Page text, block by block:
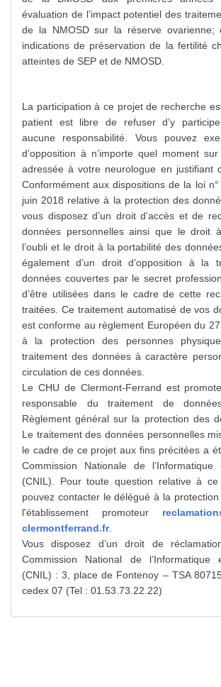
évaluation de l’impact potentiel des
de la NMOSD sur la réserve ovarienne;
indications de préservation de la fertilité
atteintes de SEP et de NMOSD.
La participation à ce projet de recherche
patient est libre de refuser d’y
aucune responsabilité. Vous pouvez
d’opposition à n’importe quel moment
adressée à votre neurologue en justifiant
Conformément aux dispositions de la loi
juin 2018 relative à la protection des
vous disposez d’un droit d’accès et de
données personnelles ainsi que le droit
l’oubli et le droit à la portabilité des
également d’un droit d’opposition à la
données couvertes par le secret
d’être utilisées dans le cadre de cette
traitées. Ce traitement automatisé de vos
est conforme au règlement Européen du
à la protection des personnes
traitement des données à caractère
circulation de ces données.
Le CHU de Clermont-Ferrand est
responsable du traitement de
Règlement général sur la protection des
Le traitement des données personnelles
le cadre de ce projet aux fins précitées a
Commission Nationale de
(CNIL). Pour toute question relative à
pouvez contacter le délégué à la
l'établissement promoteur
clermontferrand.fr.
Vous disposez d’un droit de
Commission National de
(CNIL) : 3, place de Fontenoy – TSA
cedex 07 (Tel : 01.53.73.22.22)